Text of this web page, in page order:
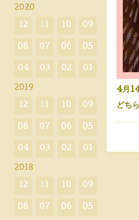
4月
どち
2020
12 11 10 09
08 07 06 05
04 03 02 01
2019
12 11 10 09
08 07 06 05
04 03 02 01
2018
12 11 10 09
08 07 06 05